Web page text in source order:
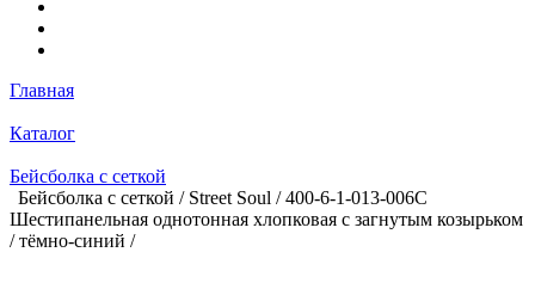
Главная
Каталог
Бейсболка с сеткой
Бейсболка с сеткой / Street Soul / 400-6-1-013-006C
Шестипанельная однотонная хлопковая с загнутым козырьком
/ тёмно-синий /